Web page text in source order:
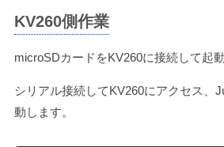
KV260側作業
microSDカードをKV260に接続して起動
シリアル接続してKV260にアクセス、
動します。